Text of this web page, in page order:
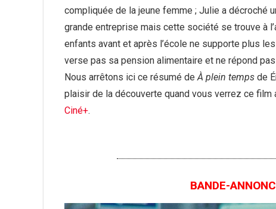
compliquée de la jeune femme ; Julie a décroché
grande entreprise mais cette société se trouve à
enfants avant et après l’école ne supporte plus
verse pas sa pension alimentaire et ne répond
Nous arrêtons ici ce résumé deÀ plein temps de
plaisir de la découverte quand vous verrez ce film
Ciné+.
BANDE-